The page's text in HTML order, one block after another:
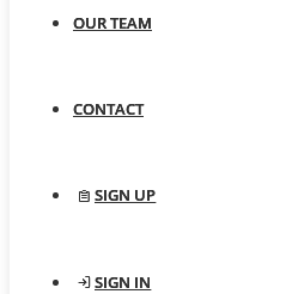
OUR TEAM
CONTACT
SIGN UP
SIGN IN